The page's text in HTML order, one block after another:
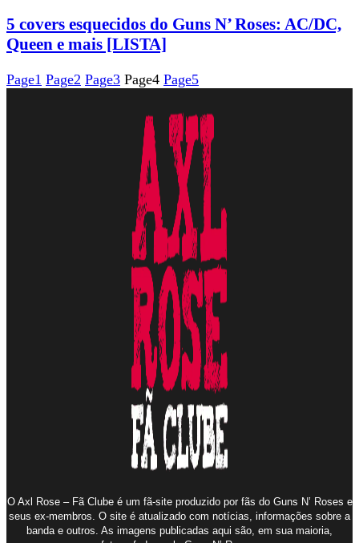
5 covers esquecidos do Guns N’ Roses: AC/DC,
Queen e mais [LISTA]
Page1 Page2 Page3 Page4 Page5
O Axl Rose – Fã Clube é um fã-site produzido por fãs do Guns N’ Roses e
seus ex-membros. O site é atualizado com notícias, informações sobre a
banda e outros. As imagens publicadas aqui são, em sua maioria,